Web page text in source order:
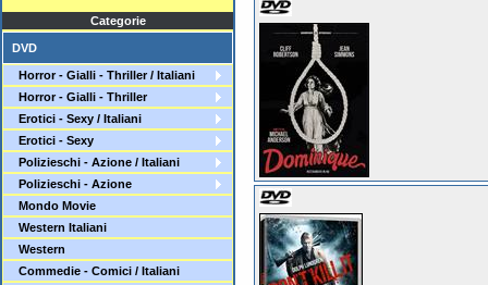
Categorie
DVD
Horror - Gialli - Thriller / Italiani
Horror - Gialli - Thriller
Erotici - Sexy / Italiani
Erotici - Sexy
Polizieschi - Azione / Italiani
Polizieschi - Azione
Mondo Movie
Western Italiani
Western
Commedie - Comici / Italiani